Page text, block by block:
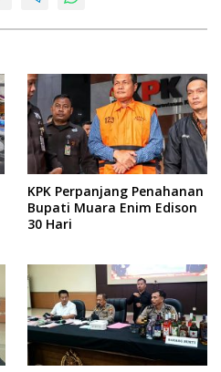
KPK Perpanjang Penahanan
Bupati Muara Enim Edison
30 Hari